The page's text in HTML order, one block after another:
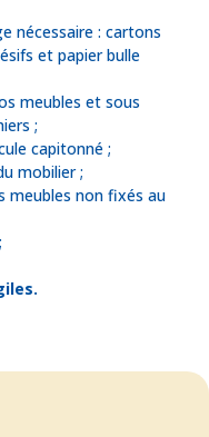
nécessaire : cartons
et papier bulle
meubles et sous
;
capitonné ;
mobilier ;
meubles non fixés au